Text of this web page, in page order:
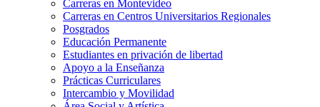
Carreras en Montevideo
Carreras en Centros Universitarios Regionales
Posgrados
Educación Permanente
Estudiantes en privación de libertad
Apoyo a la Enseñanza
Prácticas Curriculares
Intercambio y Movilidad